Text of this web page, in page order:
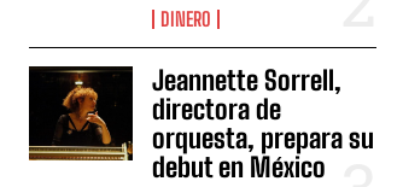
DINERO
Jeannette Sorrell,
directora de
orquesta, prepara su
debut en México